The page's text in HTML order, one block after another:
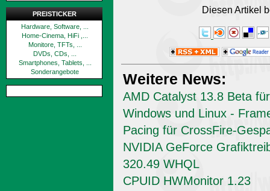
PREISTICKER
Hardware, Software, ...
Home-Cinema, HiFi ,...
Monitore, TFTs, ...
DVDs, CDs, ...
Smartphones, Tablets, ...
Sonderangebote
Diesen Artikel
Weitere News:
AMD Catalyst 13.8 Beta für
Windows und Linux -
Pacing für CrossFire-
NVIDIA GeForce
320.49 WHQL
CPUID HWMonitor 1.23